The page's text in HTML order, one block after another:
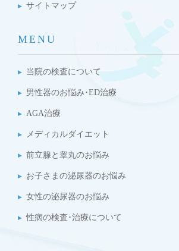
サイトマップ
MENU
当院の検査について
男性器のお悩み･ED治療
AGA治療
メディカルダイエット
前立腺と睾丸のお悩み
お子さまの泌尿器のお悩み
女性の泌尿器のお悩み
性病の検査･治療について